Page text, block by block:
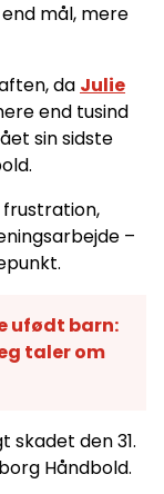
mål, mere
da Julie
end tusind
sin sidste
–
ufødt barn:
taler om
den 31.
Håndbold.